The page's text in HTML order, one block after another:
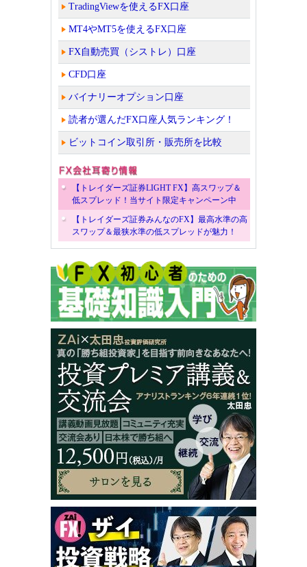
TradingViewを使えるFX口座
MT4やMT5を使えるFX口座
FX自動売買（シストレ）口座
CFD口座
バイナリーオプション口座
読者が選んだFX口座人気ランキング！
ビットコイン取引所・販売所を比較
【トレイダーズ証券LIGHT FX】高スワップ＆
低スプレッド！当サイト限定キャンペーン中
【トレイダーズ証券みんなのFX】最高水準の高
スワップ＆最狭水準の低スプレッドが魅力！